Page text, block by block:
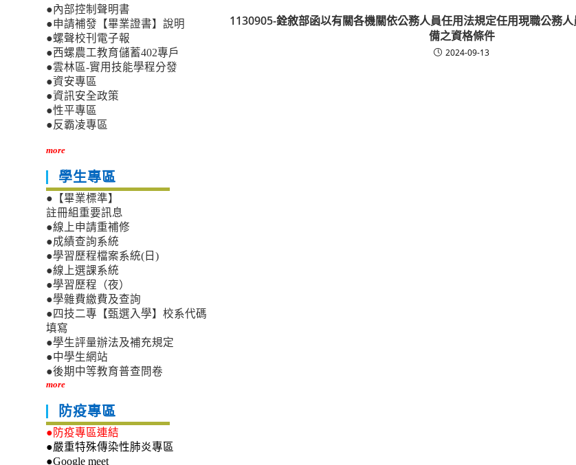
1130905-銓敘部函以有關各機關依公務人員任用法規定任用現職公務
備之資格條件
2024-09-13
●內部控制聲明書
●申請補發【畢業證書】說明
●螺聲校刊電子報
●西螺農工教育儲蓄402專戶
●雲林區-實用技能學程分發
●資安專區
●資訊安全政策
●性平專區
●反霸凌專區
more
學生專區
●【畢業標準】
註冊組重要訊息
●線上申請重補修
●成績查詢系統
●學習歷程檔案系統(日)
●線上選課系統
●學習歷程（夜）
●學雜費繳費及查詢
●四技二專【甄選入學】校系代碼
填寫
●學生評量辦法及補充規定
●中學生網站
●後期中等教育普查問卷
more
防疫專區
●防疫專區連結
●嚴重特殊傳染性肺炎專區
●Google meet